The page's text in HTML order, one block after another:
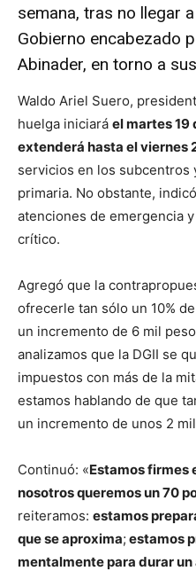
semana, tras no llegar
Gobierno encabezado
Abinader, en torno a
Waldo Ariel Suero,
huelga iniciará el martes 19
extenderá hasta el viernes
servicios en los subcentros
primaria. No obstante,
atenciones de emergencia
crítico.
Agregó que la
ofrecerle tan sólo un 10%
un incremento de 6 mil
analizamos que la DGII se
impuestos con más de la
estamos hablando de que
un incremento de unos 2
Continuó: «Estamos firmes
nosotros queremos un 70
reiteramos: estamos
que se aproxima; estamos
mentalmente para durar